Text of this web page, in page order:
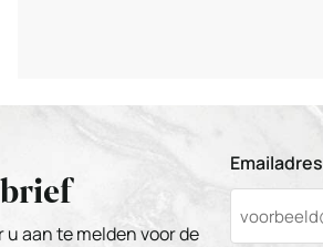
aan te melden voor de
Emailadres